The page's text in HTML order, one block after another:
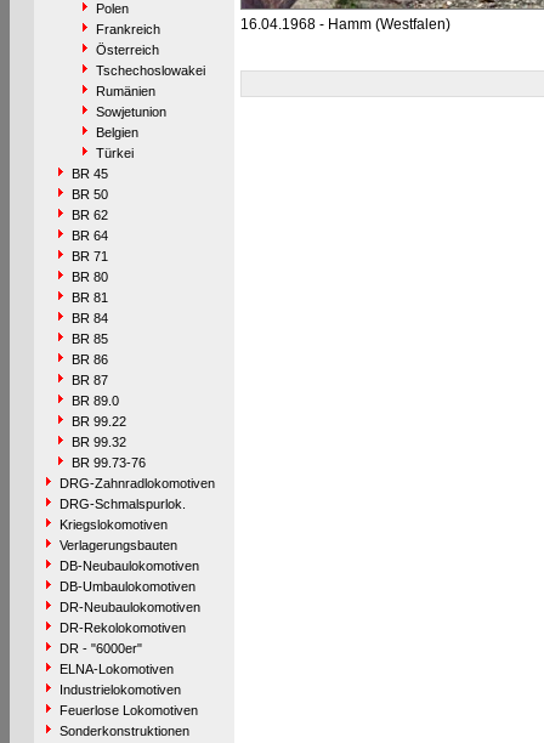
Polen
Frankreich
Österreich
Tschechoslowakei
Rumänien
Sowjetunion
Belgien
Türkei
BR 45
BR 50
BR 62
BR 64
BR 71
BR 80
BR 81
BR 84
BR 85
BR 86
BR 87
BR 89.0
BR 99.22
BR 99.32
BR 99.73-76
DRG-Zahnradlokomotiven
DRG-Schmalspurlok.
Kriegslokomotiven
Verlagerungsbauten
DB-Neubaulokomotiven
DB-Umbaulokomotiven
DR-Neubaulokomotiven
DR-Rekolokomotiven
DR - "6000er"
ELNA-Lokomotiven
Industrielokomotiven
Feuerlose Lokomotiven
Sonderkonstruktionen
16.04.1968 - Hamm (Westfalen)